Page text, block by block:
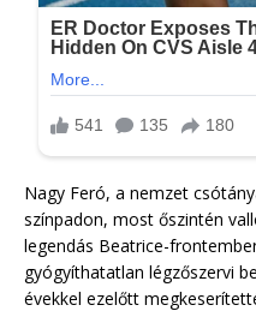
Nagy Feró, a nemzet
színpadon, most őszintén
legendás Beatrice-
gyógyíthatatlan légzőszervi
évekkel ezelőtt